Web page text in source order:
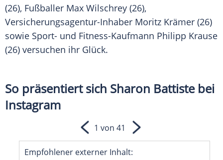
(26), Fußballer Max Wilschrey (26),
Versicherungsagentur-Inhaber Moritz Krämer (26)
sowie Sport- und Fitness-Kaufmann Philipp Krause
(26) versuchen ihr Glück.
So präsentiert sich Sharon Battiste bei
Instagram
Empfohlener externer Inhalt:
1 von 41